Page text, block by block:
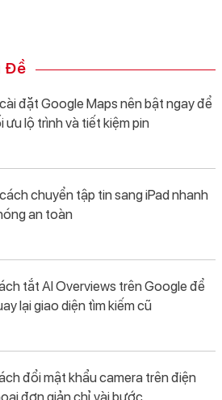
Đề
đặt Google Maps nên bật ngay để
ưu lộ trình và tiết kiệm pin
chuyển tập tin sang iPad nhanh
an toàn
tắt AI Overviews trên Google để
lại giao diện tìm kiếm cũ
đổi mật khẩu camera trên điện